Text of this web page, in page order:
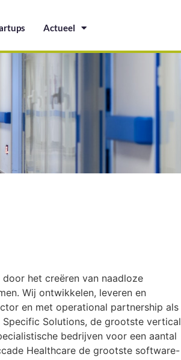
Actueel
het creëren van naadloze
Wij ontwikkelen, leveren en
en met operational partnership als
Solutions, de grootste vertical
bedrijven voor een aantal
Healthcare de grootste software-